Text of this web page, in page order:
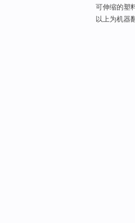
可伸缩的塑
以上为机器